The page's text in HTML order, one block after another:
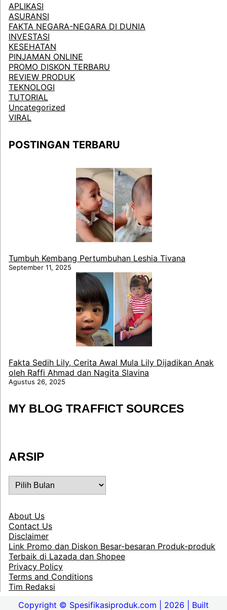
APLIKASI
ASURANSI
FAKTA NEGARA-NEGARA DI DUNIA
INVESTASI
KESEHATAN
PINJAMAN ONLINE
PROMO DISKON TERBARU
REVIEW PRODUK
TEKNOLOGI
TUTORIAL
Uncategorized
VIRAL
POSTINGAN TERBARU
Tumbuh Kembang Pertumbuhan Leshia Tivana
September 11, 2025
Fakta Sedih Lily, Cerita Awal Mula Lily Dijadikan Anak
oleh Raffi Ahmad dan Nagita Slavina
Agustus 26, 2025
MY BLOG TRAFFICT SOURCES
ARSIP
ARSIP
About Us
Contact Us
Disclaimer
Link Promo dan Diskon Besar-besaran Produk-produk
Terbaik di Lazada dan Shopee
Privacy Policy
Terms and Conditions
Tim Redaksi
Copyright © Spesifikasiproduk.com | 2026 | Built